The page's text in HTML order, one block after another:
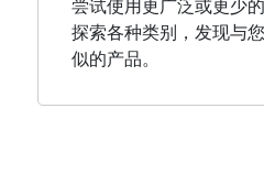
尝试使用更广泛或更少的
探索各种类别，发现与
似的产品。